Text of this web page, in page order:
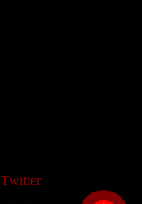
Twitter